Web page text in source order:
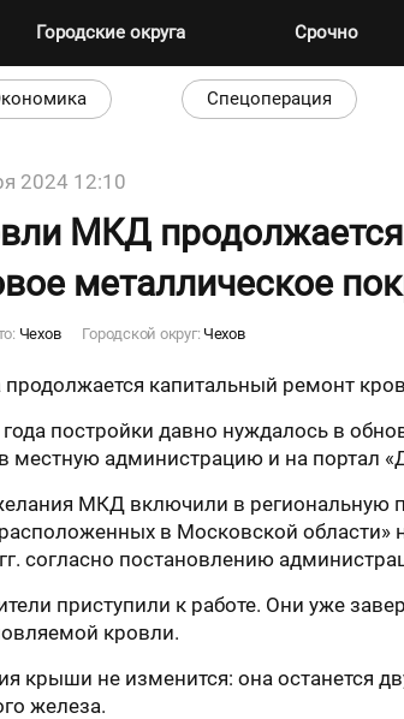
Городские округа Срочно
Спецоперация
2024 12:10
МКД
металлическое
Чехов Городской округ: Чехов
продолжается капитальный ремонт
постройки давно нуждалось в
местную администрацию и на портал
МКД включили в
в Московской области»
согласно постановлению
приступили к работе. Они уже
кровли.
крыши не изменится: она останется
железа.